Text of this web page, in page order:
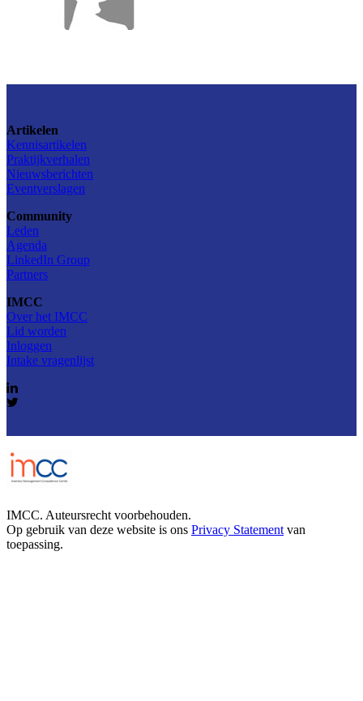
Artikelen
Kennisartikelen
Praktijkverhalen
Nieuwsberichten
Eventverslagen
Community
Leden
Agenda
LinkedIn Group
Partners
IMCC
Over het IMCC
Lid worden
Inloggen
Intake vragenlijst
IMCC. Auteursrecht voorbehouden.
Op gebruik van deze website is ons Privacy Statement van
toepassing.